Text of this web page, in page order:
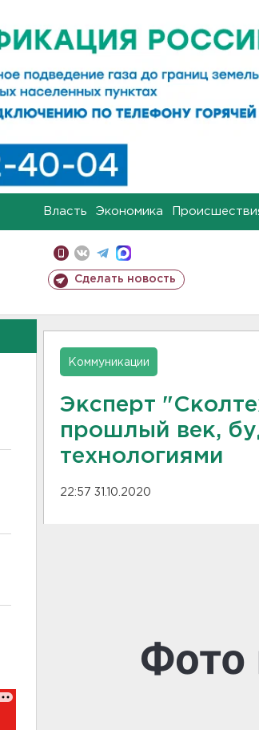
Власть Экономика
Сделать новость
Коммуникации
Эксперт
прошлый век,
технологиями
22:57 31.10.2020